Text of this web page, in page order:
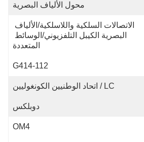
محول الألياف البصرية
الاتصالات السلكية واللاسلكية/الألياف
البصرية الكيبل التلفزيوني/الوسائط
المتعددة
G414-112
LC / اتحاد الوطنيين الكونغوليين
دوبلكس
OM4